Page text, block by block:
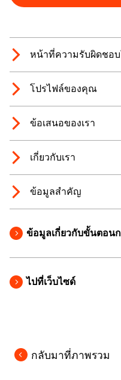
หน้าที่ความรับผิดชอ
โปรไฟล์ของคุณ
ข้อเสนอของเรา
เกี่ยวกับเรา
ข้อมูลสำคัญ
ข้อมูลเกี่ยวกับขั้นตอน
ไปที่เว็บไซด์
กลับมาที่ภาพรวม